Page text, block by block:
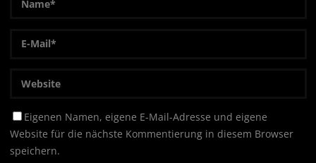
Eigenen Namen, eigene E-Mail-Adresse und eigene
Website für die nächste Kommentierung in diesem Browser
speichern.